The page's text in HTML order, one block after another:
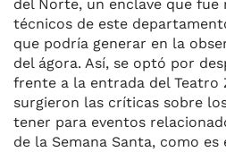
del Norte, un enclave que fue
técnicos de este
que podría generar en la
del ágora. Así, se optó por
frente a la entrada del
surgieron las críticas sobre
tener para eventos
de la Semana Santa, como